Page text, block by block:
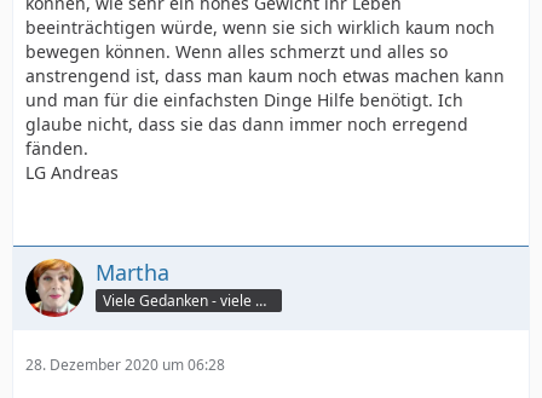
beeinträchtigen würde, wenn sie sich wirklich kaum noch
bewegen können. Wenn alles schmerzt und alles so
anstrengend ist, dass man kaum noch etwas machen kann
und man für die einfachsten Dinge Hilfe benötigt. Ich
glaube nicht, dass sie das dann immer noch erregend
fänden.
LG Andreas
Martha
Viele Gedanken - viele Worte
28. Dezember 2020 um 06:28